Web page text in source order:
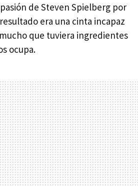
de Steven Spielberg por
era una cinta incapaz
que tuviera ingredientes
ocupa.